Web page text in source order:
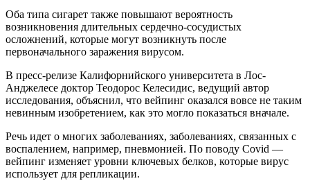
Оба типа сигарет также повышают вероятность
возникновения длительных сердечно-сосудистых
осложнений, которые могут возникнуть после
первоначального заражения вирусом.
В пресс-релизе Калифорнийского университета в Лос-
Анджелесе доктор Теодорос Келесидис, ведущий автор
исследования, объяснил, что вейпинг оказался вовсе не таким
невинным изобретением, как это могло показаться вначале.
Речь идет о многих заболеваниях, заболеваниях, связанных с
воспалением, например, пневмонией. По поводу Covid —
вейпинг изменяет уровни ключевых белков, которые вирус
использует для репликации.